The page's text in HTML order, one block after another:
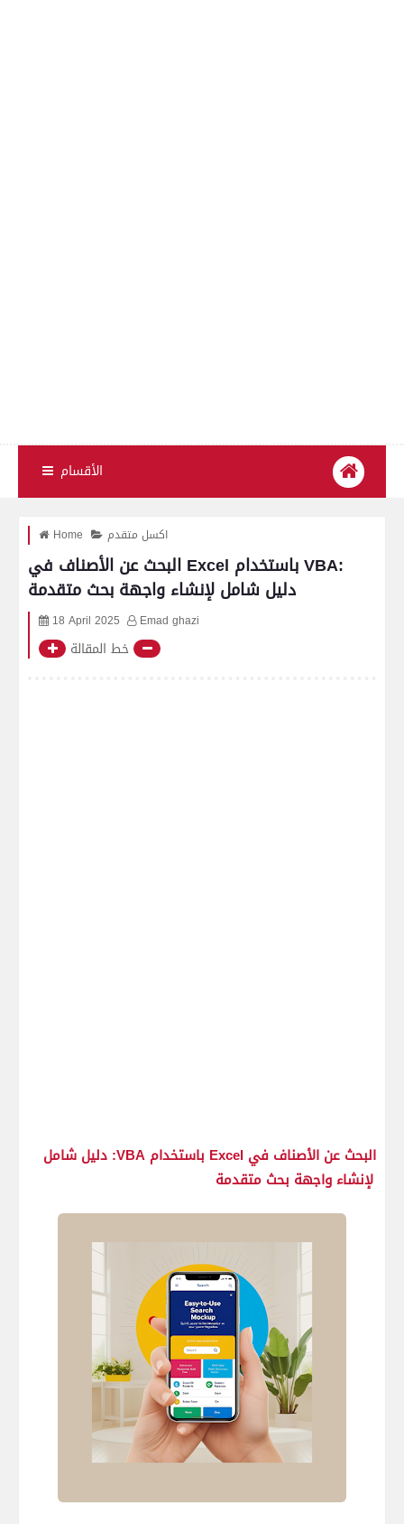
الأقسام
Home اكسل متقدم
البحث عن الأصناف في Excel باستخدام VBA:
دليل شامل لإنشاء واجهة بحث متقدمة
18 April 2025 Emad ghazi
خط المقالة
البحث عن الأصناف في Excel باستخدام VBA: دليل شامل
لإنشاء واجهة بحث متقدمة